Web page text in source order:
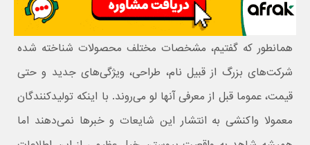
همانطور که گفتیم، مشخصات مختلف محصولات شناخته شده
شرکت‌های بزرگ از قبیل نام، طراحی، ویژگی‌های جدید و حتی
قیمت، عموما قبل از معرفی آنها لو می‌روند. با اینکه تولیدکنندگان
معمولا واکنشی به انتشار این شایعات و خبر‌ها نمی‌دهند اما